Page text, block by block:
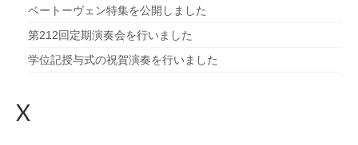
ベートーヴェン特集を公開しました
第212回定期演奏会を行いました
学位記授与式の祝賀演奏を行いました
X